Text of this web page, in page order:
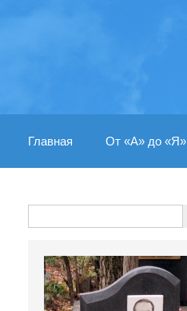
Главная От «А» до «Я»